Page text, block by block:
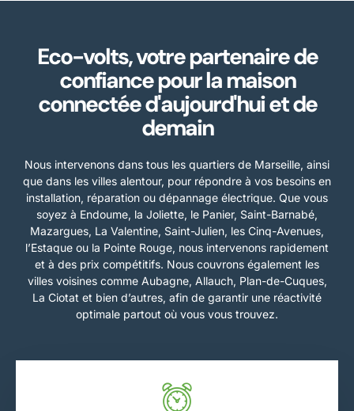
Eco-volts, votre partenaire de
confiance pour la maison
connectée d'aujourd'hui et de
demain
Nous intervenons dans tous les quartiers de Marseille, ainsi
que dans les villes alentour, pour répondre à vos besoins en
installation, réparation ou dépannage électrique. Que vous
soyez à Endoume, la Joliette, le Panier, Saint-Barnabé,
Mazargues, La Valentine, Saint-Julien, les Cinq-Avenues,
l’Estaque ou la Pointe Rouge, nous intervenons rapidement
et à des prix compétitifs. Nous couvrons également les
villes voisines comme Aubagne, Allauch, Plan-de-Cuques,
La Ciotat et bien d’autres, afin de garantir une réactivité
optimale partout où vous vous trouvez.